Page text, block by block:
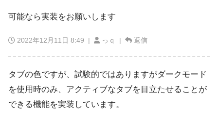
可能なら実装をお願いします
2022年12月11日 8:49 | っｑ | 返信
タブの色ですが、試験的ではありますがダークモード
を使用時のみ、アクティブなタブを目立たせることが
できる機能を実装しています。